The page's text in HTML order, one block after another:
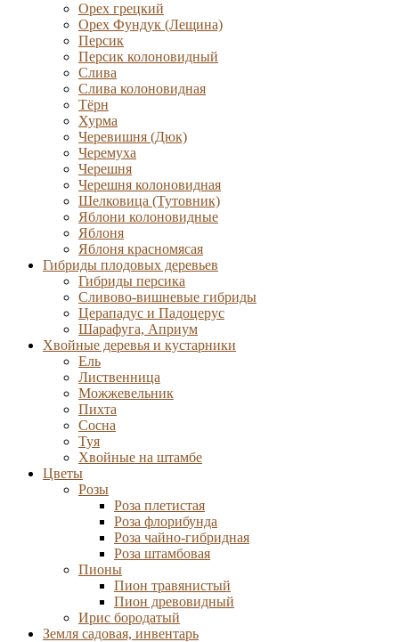
Орех грецкий
Орех Фундук (Лещина)
Персик
Персик колоновидный
Слива
Слива колоновидная
Тёрн
Хурма
Черевишня (Дюк)
Черемуха
Черешня
Черешня колоновидная
Шелковица (Тутовник)
Яблони колоновидные
Яблоня
Яблоня красномясая
Гибриды плодовых деревьев
Гибриды персика
Сливово-вишневые гибриды
Церападус и Падоцерус
Шарафуга, Априум
Хвойные деревья и кустарники
Ель
Лиственница
Можжевельник
Пихта
Сосна
Туя
Хвойные на штамбе
Цветы
Розы
Роза плетистая
Роза флорибунда
Роза чайно-гибридная
Роза штамбовая
Пионы
Пион травянистый
Пион древовидный
Ирис бородатый
Земля садовая, инвентарь